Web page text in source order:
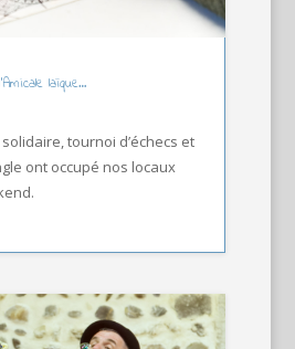
laïque…
tournoi d’échecs et
ont occupé nos locaux